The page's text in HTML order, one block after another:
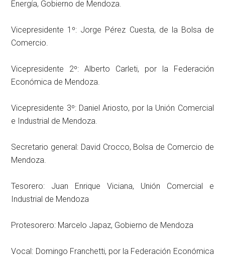
Energía, Gobierno de Mendoza.
Vicepresidente 1º: Jorge Pérez Cuesta, de la Bolsa de
Comercio.
Vicepresidente 2º: Alberto Carleti, por la Federación
Económica de Mendoza.
Vicepresidente 3º: Daniel Ariosto, por la Unión Comercial
e Industrial de Mendoza.
Secretario general: David Crocco, Bolsa de Comercio de
Mendoza.
Tesorero: Juan Enrique Viciana, Unión Comercial e
Industrial de Mendoza
Protesorero: Marcelo Japaz, Gobierno de Mendoza
Vocal: Domingo Franchetti, por la Federación Económica